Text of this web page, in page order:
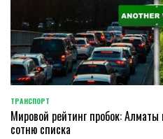
POSTED
IN
ТРАНСПОРТ
Мировой рейтинг пробок:
сотню списка